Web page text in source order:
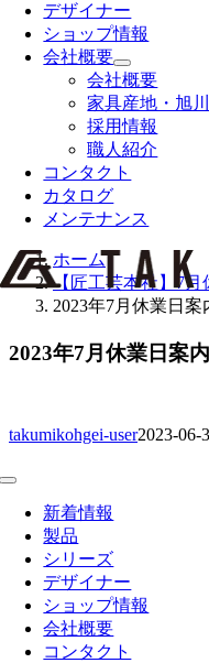
デザイナー
ショップ情報
会社概要
会社概要
家具産地・旭川
採用情報
職人紹介
コンタクト
カタログ
メンテナンス
ホーム
【匠工芸本社】7月
2023年7月休業日
2023年7月休業日案
takumikohgei-user2023-06-
Toggle
Navigation新着情報
製品
シリーズ
デザイナー
ショップ情報
会社概要
コンタクト